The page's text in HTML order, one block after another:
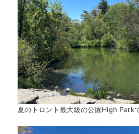
夏のトロント最大級の公園High Park